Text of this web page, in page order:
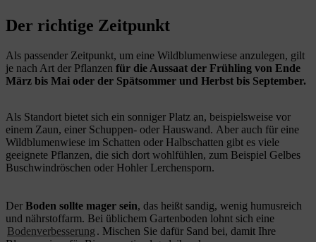
Der richtige Zeitpunkt
Als passender Zeitpunkt, um eine Wildblumenwiese anzulegen, gilt
je nach Art der Pflanzen für die Aussaat der Frühling von Ende
März bis Mai oder der Spätsommer und Herbst bis September.
Als Standort bietet sich ein sonniger Platz an, beispielsweise vor
einem Zaun, einer Schuppen- oder Hauswand. Aber auch für eine
Wildblumenwiese im Schatten oder Halbschatten gibt es viele
geeignete Pflanzen, die sich dort wohlfühlen, zum Beispiel Gelbes
Buschwindröschen oder Hohler Lerchensporn.
Der Boden sollte mager sein, das heißt sandig, wenig humusreich
und nährstoffarm. Bei üblichem Gartenboden lohnt sich eine
Bodenverbesserung . Mischen Sie dafür Sand bei, damit Ihre